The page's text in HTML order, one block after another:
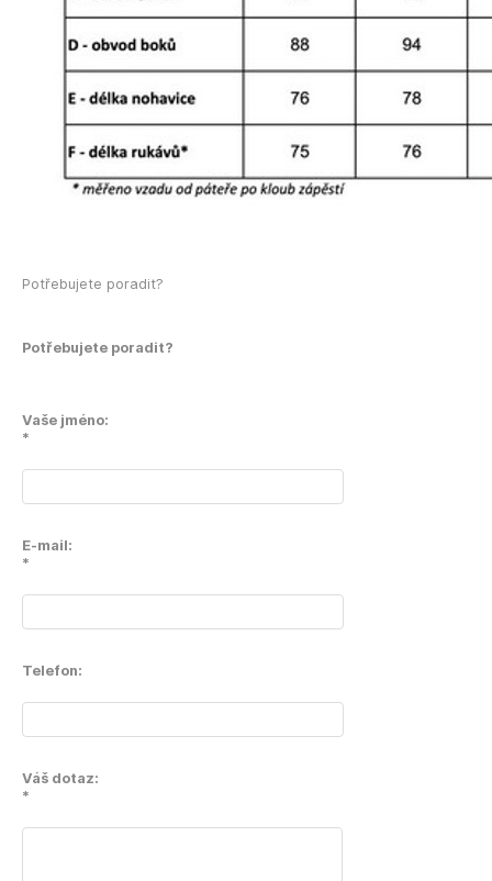
Potřebujete poradit?
Potřebujete poradit?
Vaše jméno:
*
E-mail:
*
Telefon:
Váš dotaz:
*